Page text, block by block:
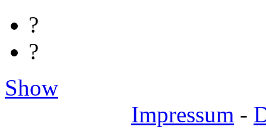
?
?
Show
Impressum -